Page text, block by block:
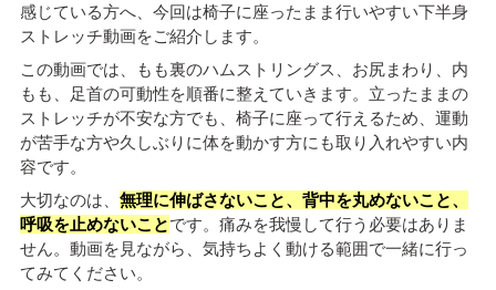
感じている方へ、今回は椅子に座ったまま行いやすい下半身
ストレッチ動画をご紹介します。
この動画では、もも裏のハムストリングス、お尻まわり、内
もも、足首の可動性を順番に整えていきます。立ったままの
ストレッチが不安な方でも、椅子に座って行えるため、運動
が苦手な方や久しぶりに体を動かす方にも取り入れやすい内
容です。
大切なのは、 無理に伸ばさないこと、背中を丸めないこと、
呼吸を止めないことです。痛みを我慢して行う必要はありま
せん。動画を見ながら、気持ちよく動ける範囲で一緒に行っ
てみてください。